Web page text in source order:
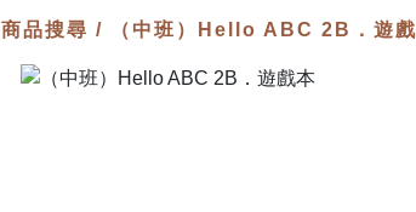
商品搜尋/ （中班）Hello ABC 2B．遊